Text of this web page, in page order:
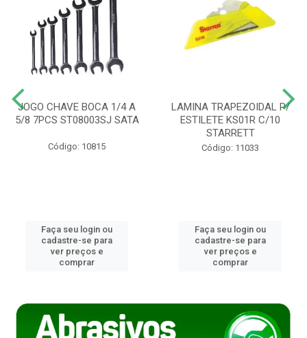
JOGO CHAVE BOCA 1/4 A
5/8 7PCS ST08003SJ SATA
Código: 10815
Faça seu login ou
cadastre-se para
ver preços e
comprar
LAMINA TRAPEZOIDAL P/
ESTILETE KS01R C/10
STARRETT
Código: 11033
Faça seu login ou
cadastre-se para
ver preços e
comprar